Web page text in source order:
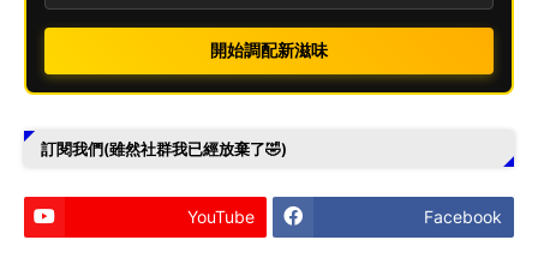
開始調配新滋味
訂閱我們(雖然社群我已經放棄了🤣)
YouTube Facebook